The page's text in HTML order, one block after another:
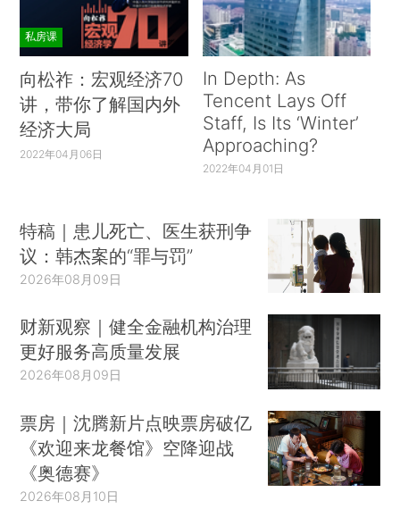
私房课
向松祚：宏观经济70
讲，带你了解国内外
经济大局
2022年04月06日
In Depth: As
Tencent Lays Off
Staff, Is Its ‘Winter’
Approaching?
2022年04月01日
特稿｜患儿死亡、医生获刑争
议：韩杰案的“罪与罚”
2026年08月09日
财新观察｜健全金融机构治理
更好服务高质量发展
2026年08月09日
票房｜沈腾新片点映票房破亿
《欢迎来龙餐馆》空降迎战
《奥德赛》
2026年08月10日